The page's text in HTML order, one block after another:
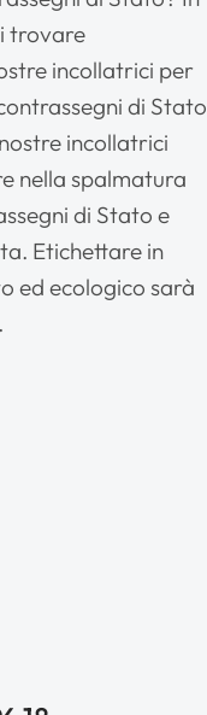
trovare
incollatrici per
di Stato
incollatrici
nella spalmatura
di Stato e
Etichettare in
ed ecologico sarà